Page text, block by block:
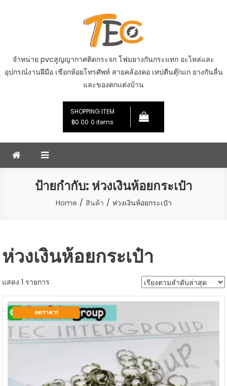
จำหน่าย pvcสูญญากาศติดกระจก โฟมยางกันกระแทก อะไหล่และ
อุปกรณ์งานฝีมือ เชือกห้อยโทรศัพท์ สายคล้องคอ เทปตีนตุ๊กแก ยางกันลื่น
และของตกแต่งบ้าน
SHOPPING ITEM
฿0.00 0 items
ป้ายกำกับ: ห่วงเงินห้อยกระเป๋า
Home สินค้า ห่วงเงินห้อยกระเป๋า
ห่วงเงินห้อยกระเป๋า
แสดง 1 รายการ
ลดราคา!